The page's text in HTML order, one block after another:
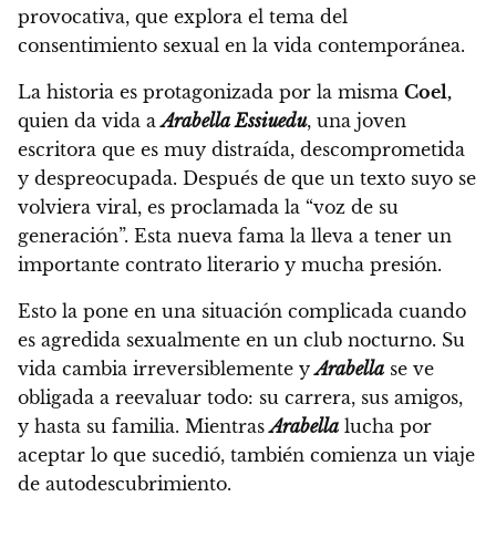
provocativa, que explora el tema del
consentimiento sexual en la vida contemporánea.
La historia es protagonizada por la misma Coel,
quien da vida aArabella Essiuedu, una joven
escritora que es muy distraída, descomprometida
y despreocupada. Después de que un texto suyo se
volviera viral, es proclamada la “voz de su
generación”. Esta nueva fama la lleva a tener un
importante contrato literario y mucha presión.
Esto la pone en una situación complicada cuando
es agredida sexualmente en un club nocturno. Su
vida cambia irreversiblemente yArabella se ve
obligada a reevaluar todo: su carrera, sus amigos,
y hasta su familia. MientrasArabella lucha por
aceptar lo que sucedió, también comienza un viaje
de autodescubrimiento.